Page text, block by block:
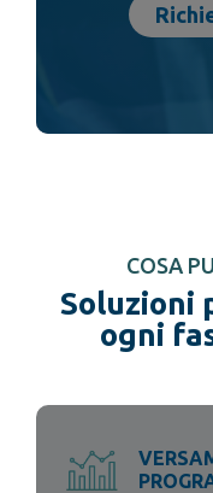
COSA
Soluzioni
ogni